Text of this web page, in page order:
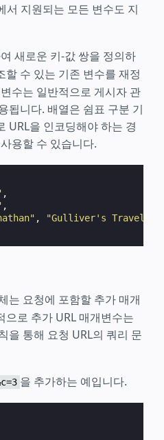
서 지원되는 모든 변수도 지
새로운 키-값 쌍을 정의하
할 수 있는 기존 변수를 재정
수는 일반적으로 게시자 관
됩니다. 배열은 쉼표 구분 기
URL을 인코딩해야 하는 경
용할 수 있습니다.
,
,
, "Gulliver's Travels"
는 요청에 포함할 추가 매개
으로 추가 URL 매개변수는
통해 요청 URL의 쿼리 문
을 추가하는 예입니다.